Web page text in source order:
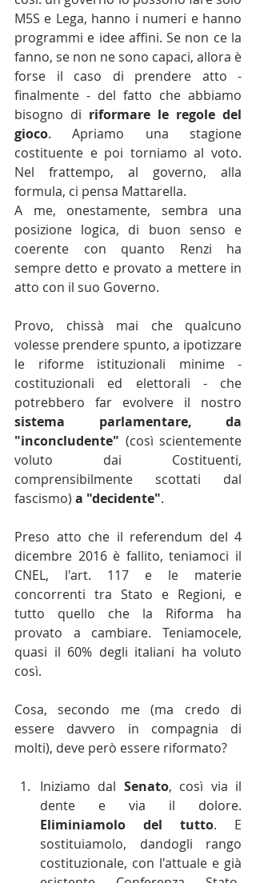
M5S e Lega, hanno i numeri e hanno
programmi e idee affini. Se non ce la
fanno, se non ne sono capaci, allora è
forse il caso di prendere atto -
finalmente - del fatto che abbiamo
bisogno di riformare le regole del
gioco. Apriamo una stagione
costituente e poi torniamo al voto.
Nel frattempo, al governo, alla
formula, ci pensa Mattarella.
A me, onestamente, sembra una
posizione logica, di buon senso e
coerente con quanto Renzi ha
sempre detto e provato a mettere in
atto con il suo Governo.
Provo, chissà mai che qualcuno
volesse prendere spunto, a ipotizzare
le riforme istituzionali minime -
costituzionali ed elettorali - che
sistema parlamentare, da
"inconcludente" (così scientemente
voluto dai Costituenti,
comprensibilmente scottati dal
fascismo) a "decidente".
Preso atto che il referendum del 4
dicembre 2016 è fallito, teniamoci il
CNEL, l'art. 117 e le materie
concorrenti tra Stato e Regioni, e
tutto quello che la Riforma ha
provato a cambiare. Teniamocele,
quasi il 60% degli italiani ha voluto
così.
Cosa, secondo me (ma credo di
essere davvero in compagnia di
molti), deve però essere riformato?
Iniziamo dal Senato, così via il
Eliminiamolo del tutto. E
sostituiamolo, dandogli rango
costituzionale, con l'attuale e già